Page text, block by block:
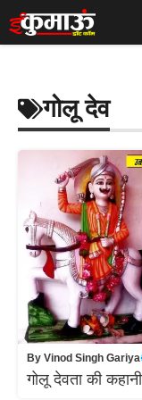
Skip
to
गोलू देव
By Vinod Singh Gariya
गोलू देवता की